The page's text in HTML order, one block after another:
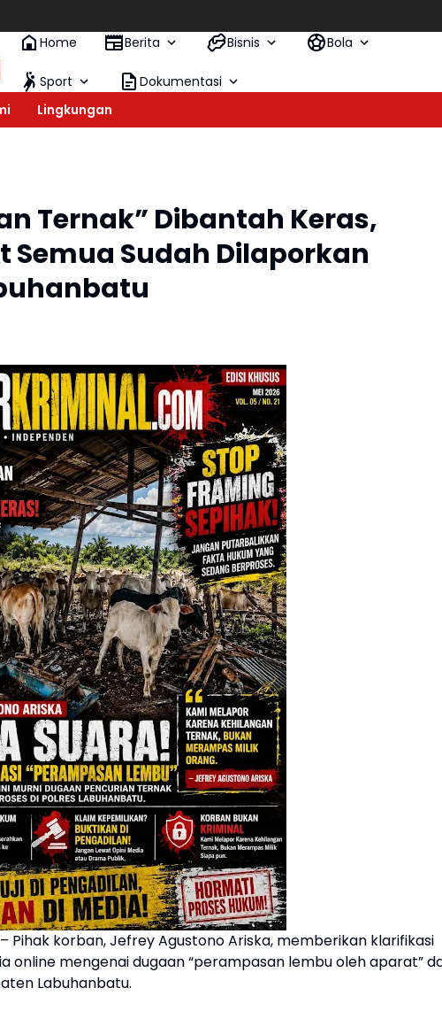
Home
Berita Bisnis Bola
Sport
Dokumentasi
Lingkungan
Ternak” Dibantah Keras,
Semua Sudah Dilaporkan
– Pihak korban, Jefrey Agustono Ariska, memberikan klarifikasi
online mengenai dugaan “perampasan lembu oleh aparat”
Labuhanbatu.